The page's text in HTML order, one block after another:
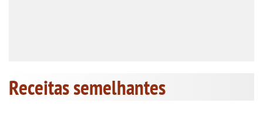
Receitas semelhantes